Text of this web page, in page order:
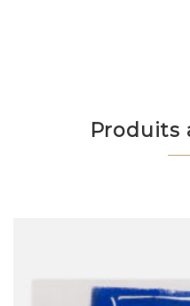
Produits